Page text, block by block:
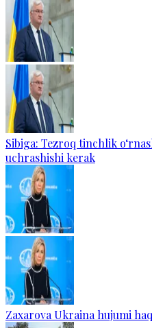
Sibiga: Tezroq tinchlik
uchrashishi kerak
Zaxarova Ukraina hujumi